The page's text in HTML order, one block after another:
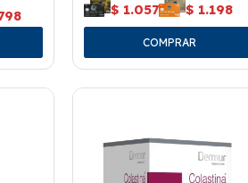
$ 1.057 $ 1.198